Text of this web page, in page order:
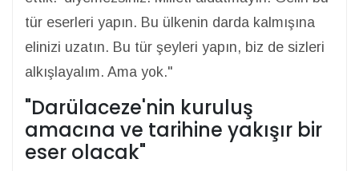
tür eserleri yapın. Bu ülkenin darda kalmışına
elinizi uzatın. Bu tür şeyleri yapın, biz de sizleri
alkışlayalım. Ama yok."
"Darülaceze'nin kuruluş
amacına ve tarihine yakışır bir
eser olacak"